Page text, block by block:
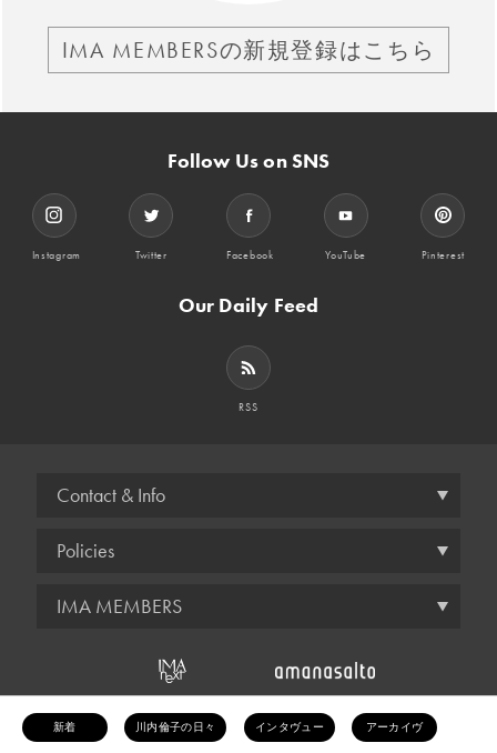
IMA MEMBERSの新規登録はこちら
Follow Us on SNS
Instagram Twitter Facebook YouTube Pinterest
Our Daily Feed
RSS
Contact & Info
Policies
IMA MEMBERS
© amana inc.
新着 川内倫子の日々 インタヴュー アーカイヴ